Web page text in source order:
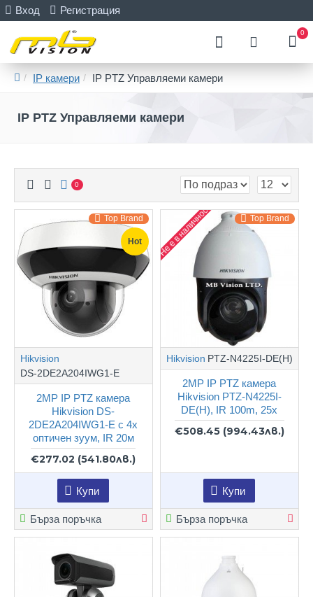
Вход Регистрация
0
IP камери IP PTZ Управляеми камери
IP PTZ Управляеми камери
0
Hot
Top Brand
Hikvision
DS-2DE2A204IWG1-E
2MP IP PTZ камера
Hikvision DS-
2DE2A204IWG1-E с 4х
оптичен зуум, IR 20м
€277.02 (541.80лв.)
Купи
Бърза поръчка
Top Brand
Не е в наличност
Hikvision PTZ-N4225I-DE(H)
2MP IP PTZ камера
Hikvision PTZ-N4225I-
DE(H), IR 100m, 25x
€508.45 (994.43лв.)
Купи
Бърза поръчка